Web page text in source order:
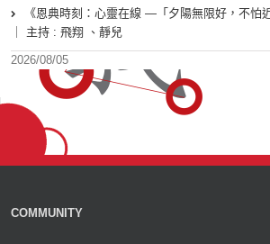
《恩典時刻：心靈在線 —「夕陽無限好，不怕
｜ 主持 : 飛翔 、靜兒
2026/08/05
COMMUNITY